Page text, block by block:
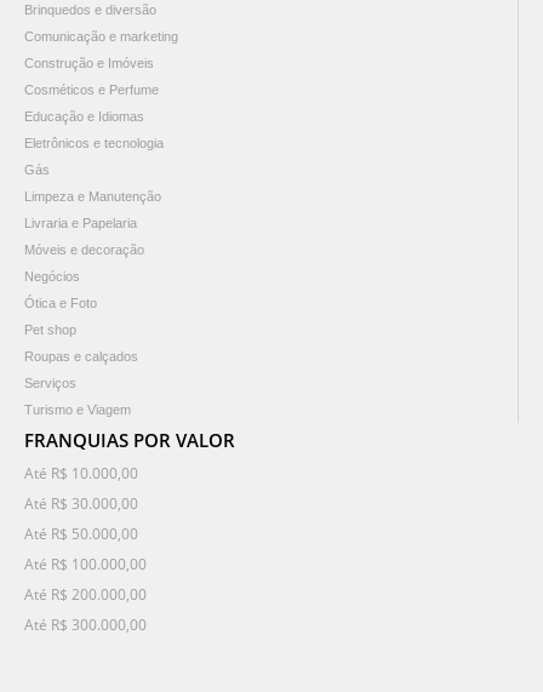
Brinquedos e diversão
Comunicação e marketing
Construção e Imóveis
Cosméticos e Perfume
Educação e Idiomas
Eletrônicos e tecnologia
Gás
Limpeza e Manutenção
Livraria e Papelaria
Móveis e decoração
Negócios
Ótica e Foto
Pet shop
Roupas e calçados
Serviços
Turismo e Viagem
FRANQUIAS POR VALOR
Até R$ 10.000,00
Até R$ 30.000,00
Até R$ 50.000,00
Até R$ 100.000,00
Até R$ 200.000,00
Até R$ 300.000,00